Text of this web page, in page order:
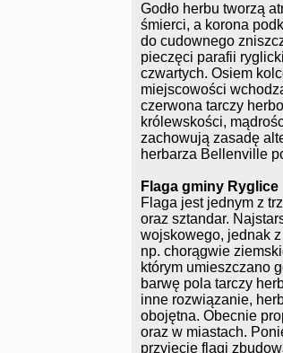
Godło herbu tworzą
śmierci, a korona
do cudownego
pieczęci parafii
czwartych. Osiem
miejscowości
czerwona tarczy
królewskości,
zachowują zasadę
herbarza Bellenville
Flaga gminy Ryglice
Flaga jest jednym z
oraz sztandar.
wojskowego, jednak
np. chorągwie
którym umieszczano
barwę pola tarczy
inne rozwiązanie,
obojętna. Obecnie
oraz w miastach.
przyjęcie flagi